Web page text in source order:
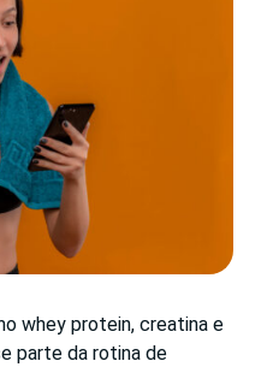
whey protein, creatina e
parte da rotina de